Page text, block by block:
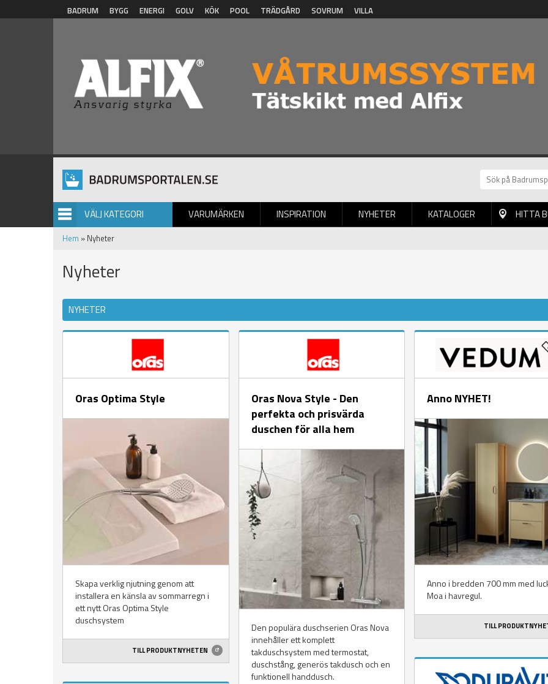
Hoppa till huvudinnehåll
BADRUM BYGG ENERGI GOLV KÖK POOL TRÄDGÅRD SOVRUM VILLA
VÄLJ KATEGORI VARUMÄRKEN INSPIRATION NYHETER
BILDGALLERI KATALOGER HITTA
Hem » Nyheter
Nyheter
NYHETER
Oras Optima Style
Skapa verklig njutning genom att
installera en känsla av sommarregn i
ett nytt Oras Optima Style
duschsystem
TILL PRODUKTNYHETEN
Oras Nova Style - Den
perfekta och prisvärda
duschen för alla hem
Den populära duschserien Oras Nova
innehåller ett komplett
takduschsystem med termostat,
duschstång, generös takdusch och en
funktionell handdusch.
Anno NYHET!
Anno i bredden 700 mm med
Moa i havregul.
TILL